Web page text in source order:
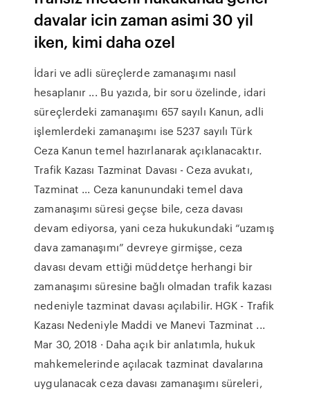
davalar icin zaman asimi 30 yil
iken, kimi daha ozel
İdari ve adli süreçlerde zamanaşımı nasıl
hesaplanır ... Bu yazıda, bir soru özelinde, idari
süreçlerdeki zamanaşımı 657 sayılı Kanun, adli
işlemlerdeki zamanaşımı ise 5237 sayılı Türk
Ceza Kanun temel hazırlanarak açıklanacaktır.
Trafik Kazası Tazminat Davası - Ceza avukatı,
Tazminat ... Ceza kanunundaki temel dava
zamanaşımı süresi geçse bile, ceza davası
devam ediyorsa, yani ceza hukukundaki “uzamış
dava zamanaşımı” devreye girmişse, ceza
davası devam ettiği müddetçe herhangi bir
zamanaşımı süresine bağlı olmadan trafik kazası
nedeniyle tazminat davası açılabilir. HGK - Trafik
Kazası Nedeniyle Maddi ve Manevi Tazminat ...
Mar 30, 2018 · Daha açık bir anlatımla, hukuk
mahkemelerinde açılacak tazminat davalarına
uygulanacak ceza davası zamanaşımı süreleri,